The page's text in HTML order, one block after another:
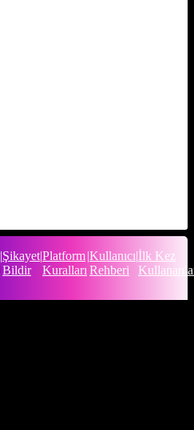
|Şikayet
Bildir
|Platform
Kuralları
|Kullanıcı
Rehberi
|İlk Kez